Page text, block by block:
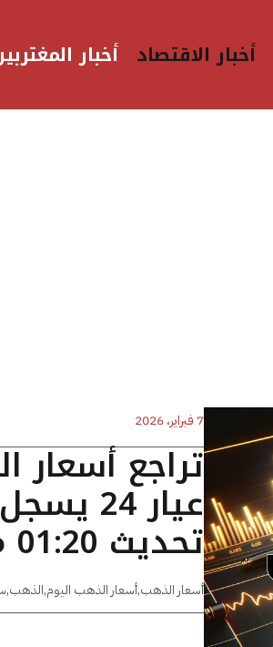
أخبار الاقتصاد أخبار
7 فبراير، 2026
تراجع
تحديث 01:20 مساءًا
أسعار الذهب,أسعار الذهب اليوم,الذهب,